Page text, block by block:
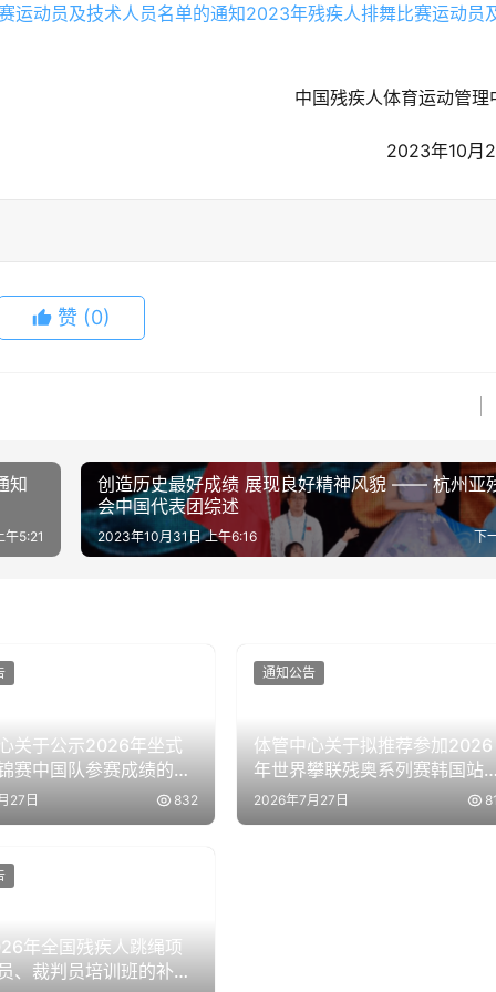
2023年残疾人排舞比赛运动员
中国残疾人体育运动管理
2023年10月
赞 (0)
知
5:21
创造历史最好成绩 展现良好精神风貌 —— 杭州亚
会中国代表团综述
下
2023年10月31日 上午6:16
关于公示2026年坐式
赛中国队参赛成绩的通
27日 832
体管中心关于拟推荐参加2026
年世界攀联残奥系列赛韩国站
动员名单公示的通知
2026年7月27日
通知公告
年全国残疾人跳绳项
、裁判员培训班的补充